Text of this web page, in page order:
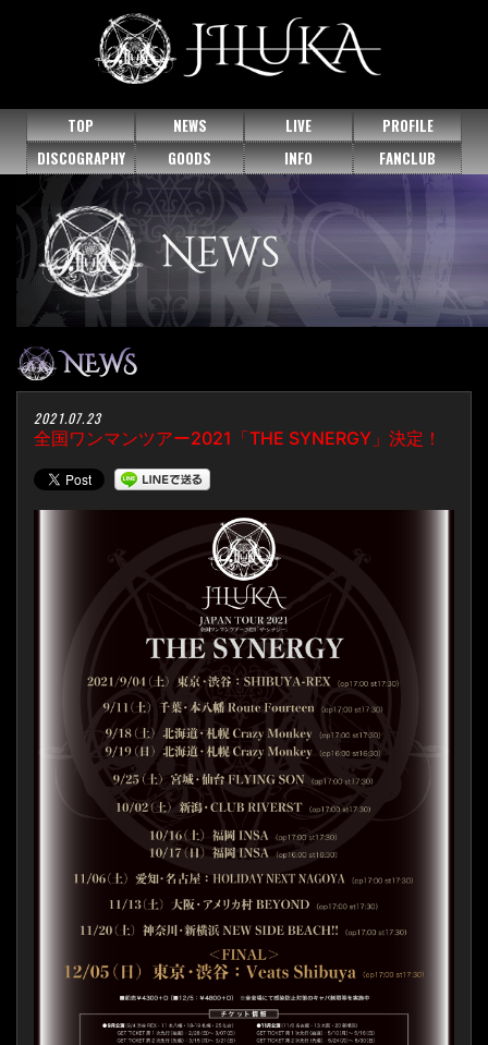
TOP NEWS LIVE
PROFILE
DISCOGRAPHY
GOODS INFO FANCLUB
2021.07.23
全国ワンマンツアー2021「THE SYNERGY」決定！